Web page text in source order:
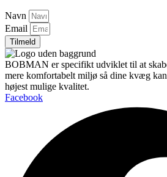
Navn
Email
Tilmeld
BOBMAN er specifikt udviklet til at
mere komfortabelt miljø så dine kvæg
højest mulige kvalitet.
Facebook